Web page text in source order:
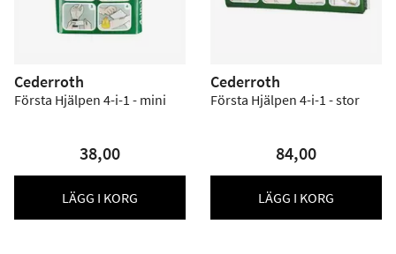
Cederroth
Första Hjälpen 4-i-1 - mini
38,00
LÄGG I KORG
Cederroth
Första Hjälpen 4-i-1 - stor
84,00
LÄGG I KORG